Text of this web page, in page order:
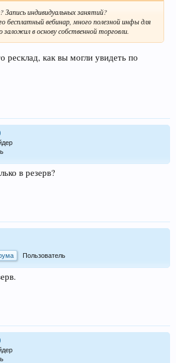
Запись индивидуальных занятий?
бесплатный вебинар, много полезной инфы для
в основу собственной торговли.
ресклад, как вы могли увидеть по
в резерв?
Пользователь